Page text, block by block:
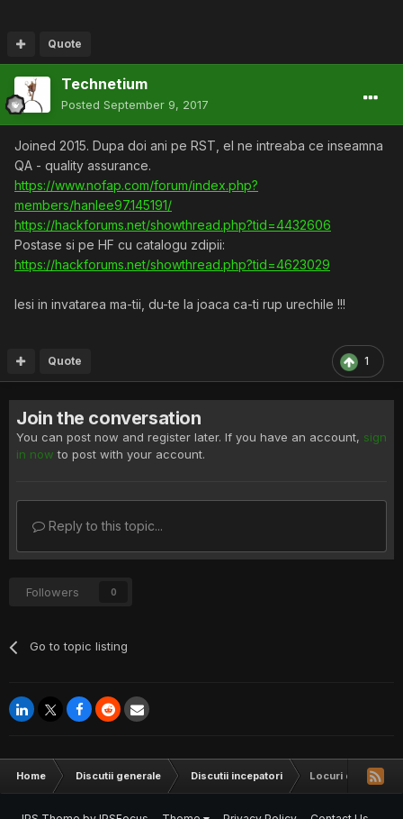
Quote
Technetium
Posted September 9, 2017
Joined 2015. Dupa doi ani pe RST, el ne intreaba ce inseamna
QA - quality assurance.
https://www.nofap.com/forum/index.php?
members/hanlee97.145191/
https://hackforums.net/showthread.php?tid=4432606
Postase si pe HF cu catalogu zdipii:
https://hackforums.net/showthread.php?tid=4623029
Iesi in invatarea ma-tii, du-te la joaca ca-ti rup urechile !!!
1
Quote
Join the conversation
You can post now and register later. If you have an account, sign
in now to post with your account.
Reply to this topic...
Followers 0
Go to topic listing
Home Discutii generale Discutii incepatori Locuri de munca,